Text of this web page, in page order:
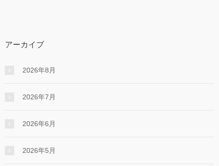
アーカイブ
2026年8月
2026年7月
2026年6月
2026年5月